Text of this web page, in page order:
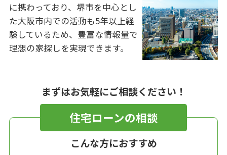
に携わっており、堺市を中心とし
た大阪市内での活動も5年以上経
験しているため、豊富な情報量で
理想の家探しを実現できます。
まずはお気軽にご相談ください！
住宅ローンの相談
こんな方におすすめ